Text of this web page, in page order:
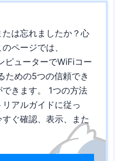
は忘れましたか？心
ページでは、
ューターでWiFiコー
ための5つの信頼でき
きます。 1つの方法
アルガイドに従っ
ぐ確認、表示、また